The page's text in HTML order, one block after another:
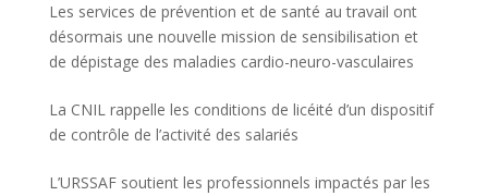
Les services de prévention et de santé au travail ont
désormais une nouvelle mission de sensibilisation et
de dépistage des maladies cardio-neuro-vasculaires
La CNIL rappelle les conditions de licéité d’un dispositif
de contrôle de l’activité des salariés
L’URSSAF soutient les professionnels impactés par les